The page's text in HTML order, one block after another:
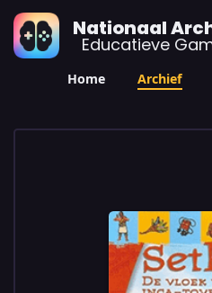
Nationaal
Educatieve
Home Archief